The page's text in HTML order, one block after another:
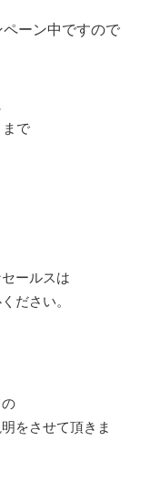
ーン中ですので
まで
ールスは
ださい。
をさせて頂きま